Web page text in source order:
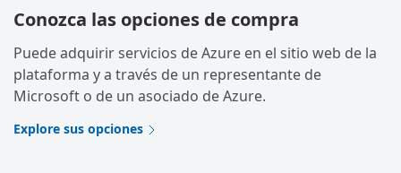
Conozca las opciones de compra
Puede adquirir servicios de Azure en el sitio web de la
plataforma y a través de un representante de
Microsoft o de un asociado de Azure.
Explore sus opciones